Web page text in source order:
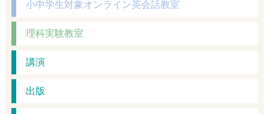
小中学生対象オンライン英会話教室
理科実験教室
講演
出版